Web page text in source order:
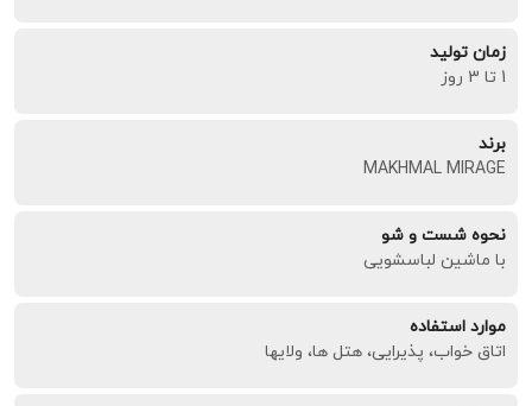
زمان تولید
1 تا 3 روز
برند
MAKHMAL MIRAGE
نحوه شست و شو
با ماشین لباسشویی
موارد استفاده
اتاق خواب، پذیرایی، هتل ها، ولایها